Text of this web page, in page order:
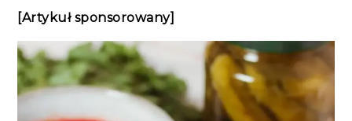
[Artykuł sponsorowany]